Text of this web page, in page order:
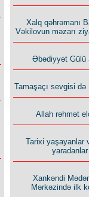
Xalq qəhrəmanı
Vəkilovun məzarı
Əbədiyyət Gülü
Tamaşaçı sevgisi də
Allah rəhmət
Tarixi yaşayanlar
yaradanlar
Xankəndi
Mərkəzində ilk